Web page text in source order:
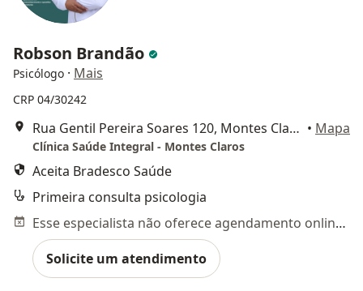
Robson Brandão
Psicólogo · Mais
CRP 04/30242
Rua Gentil Pereira Soares 120, Montes Claros • Mapa
Clínica Saúde Integral - Montes Claros
Aceita Bradesco Saúde
Primeira consulta psicologia
Esse especialista não oferece agendamento online para esse endereço.
Solicite um atendimento